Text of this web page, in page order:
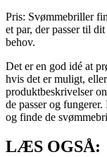
Pris: Svømmebriller
et par, der passer til
behov.
Det er en god idé at
hvis det er muligt,
produktbeskrivelser
de passer og
og finde de
LÆS OGSÅ: